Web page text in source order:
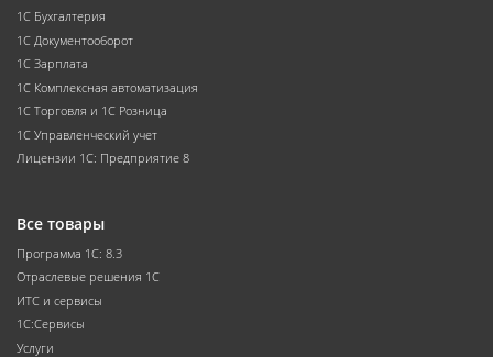
1С Бухгалтерия
1С Документооборот
1С Зарплата
1С Комплексная автоматизация
1С Торговля и 1С Розница
1С Управленческий учет
Лицензии 1С: Предприятие 8
Все товары
Программа 1С: 8.3
Отраслевые решения 1С
ИТС и сервисы
1С:Сервисы
Услуги